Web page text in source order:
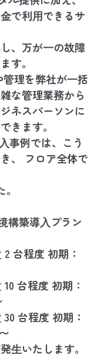
で利⽤できるサ
、万が⼀の故障
す。
理を弊社が⼀括
な管理業務から
ネスパーソンに
きます。
事例では、こう
、 フロア全体で
構築導⼊プラン
2 台程度 初期：
台程度 初期：
台程度 初期：
⽣いたします。